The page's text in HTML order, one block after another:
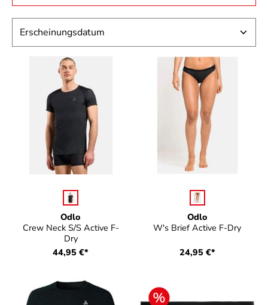
Odlo
Crew Neck S/S Active F-
Dry
auswählen
44,95 €*
Odlo
W's Brief Active F-Dry
auswählen
24,95 €*